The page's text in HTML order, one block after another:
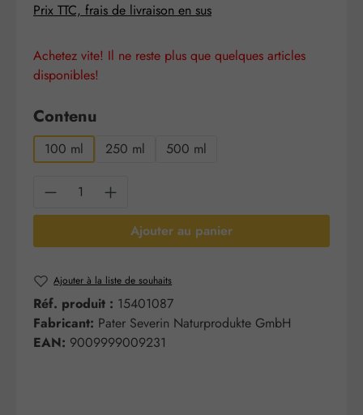
Prix TTC, frais de livraison en sus
Achetez vite! Il ne reste plus que quelques articles
disponibles!
Sélectionnez
Contenu
100 ml 250 ml 500 ml
Quantité de produit : Entrez la quantité
Ajouter au panier
Ajouter à la liste de souhaits
Réf. produit : 15401087
Fabricant: Pater Severin Naturprodukte GmbH
EAN: 9009999009231